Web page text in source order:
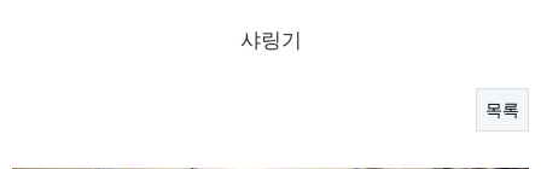
샤링기
목록